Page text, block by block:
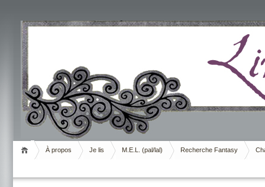
Livrement
À propos Je lis M.E.L. (pal/lal) Recherche Fantasy